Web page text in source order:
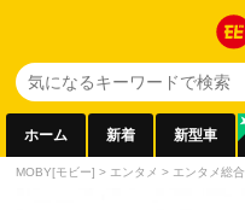
ホーム 新着 新型車
MOBY[モビー] > エンタメ > エンタメ総合